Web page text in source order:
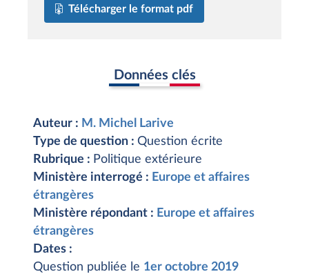
Télécharger le format pdf
Données clés
Auteur : M. Michel Larive
Type de question : Question écrite
Rubrique : Politique extérieure
Ministère interrogé : Europe et affaires
étrangères
Ministère répondant : Europe et affaires
étrangères
Dates :
Question publiée le 1er octobre 2019